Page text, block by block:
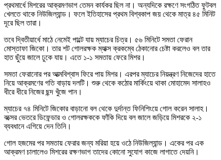
প্রথমার্ধে মিশরের আক্রমণভাগ তেমন কার্যকর ছিল না। অন্যদিকে রক্ষণে সংগঠিত ফুটবল
খেলতে থাকে নিউজিল্যান্ড। ফলে ইতিহাসের প্রথম বিশ্বকাপ জয় থেকে মাত্র ৪৫ মিনিট
দূরে ছিল তারা।
তবে দ্বিতীয়ার্ধে মাঠে নেমেই পাল্টে যায় ম্যাচের চিত্র। ৫৬ মিনিটে সমতা ফেরান
মোস্তাফা জিকো। তার শট গোলরক্ষক ম্যাক্স ক্রকম্বে ঠেকানোর চেষ্টা করলেও বল তার
হাত ছুঁয়ে জালে ঢুকে যায়। এতে ১-১ সমতায় ফেরে মিশর।
সমতা ফেরানোর পর আত্মবিশ্বাস ফিরে পায় মিশর। এরপর ম্যাচের নিয়ন্ত্রণ নিজেদের হাতে
নিয়ে আক্রমণের গতি বাড়ায় দলটি। শুরু থেকে কঠোর মার্কিংয়ে থাকা মোহামেদ সালাহও
ধীরে ধীরে নিজের ছন্দ খুঁজে পান।
ম্যাচের ৭৪ মিনিটে জিকোর বাড়ানো বল থেকে দুর্দান্ত ফিনিশিংয়ে গোল করেন সালাহ।
বক্সের ভেতরে ডিফেন্ডার ও গোলরক্ষককে ফাঁকি দিয়ে বল জালে জড়িয়ে মিশরকে ২-১
ব্যবধানে এগিয়ে দেন তিনি।
গোল হজমের পর সমতায় ফেরার জন্য মরিয়া হয়ে ওঠে নিউজিল্যান্ড। একের পর এক
আক্রমণ চালালেও মিশরের রক্ষণভাগ তাদের কোনো সুযোগ কাজে লাগাতে দেয়নি।